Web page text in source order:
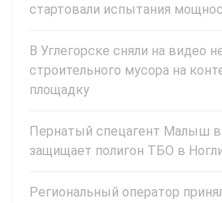
стартовали испытания
В Углегорске сняли на видео
строительного мусора на
площадку
Пернатый спецагент Малыш
защищает полигон ТБО в
Региональный оператор